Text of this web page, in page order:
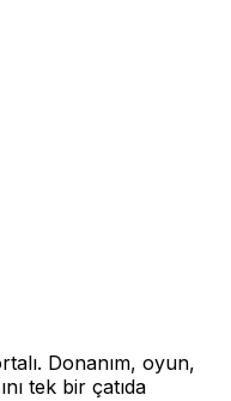
Donanım, oyun,
tek bir çatıda